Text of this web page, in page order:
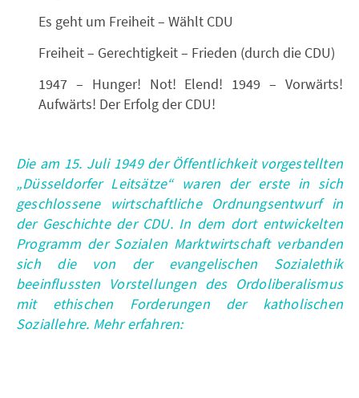
Es geht um Freiheit – Wählt CDU
Freiheit – Gerechtigkeit – Frieden (durch die CDU)
1947 – Hunger! Not! Elend! 1949 – Vorwärts!
Aufwärts! Der Erfolg der CDU!
Die am 15. Juli 1949 der Öffentlichkeit vorgestellten
„Düsseldorfer Leitsätze“ waren der erste in sich
geschlossene wirtschaftliche Ordnungsentwurf in
der Geschichte der CDU. In dem dort entwickelten
Programm der Sozialen Marktwirtschaft verbanden
sich die von der evangelischen Sozialethik
beeinflussten Vorstellungen des Ordoliberalismus
mit ethischen Forderungen der katholischen
Soziallehre. Mehr erfahren: